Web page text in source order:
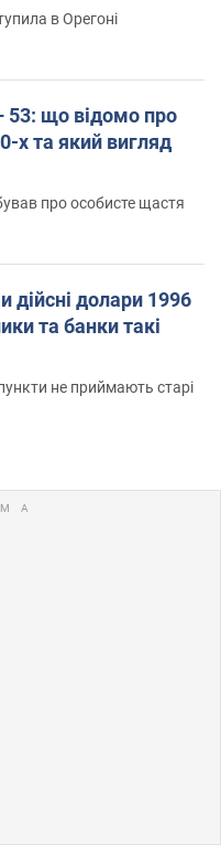
в Орегоні
53: що відомо про
х та який вигляд
про особисте щастя
дійсні долари 1996
та банки такі
не приймають старі